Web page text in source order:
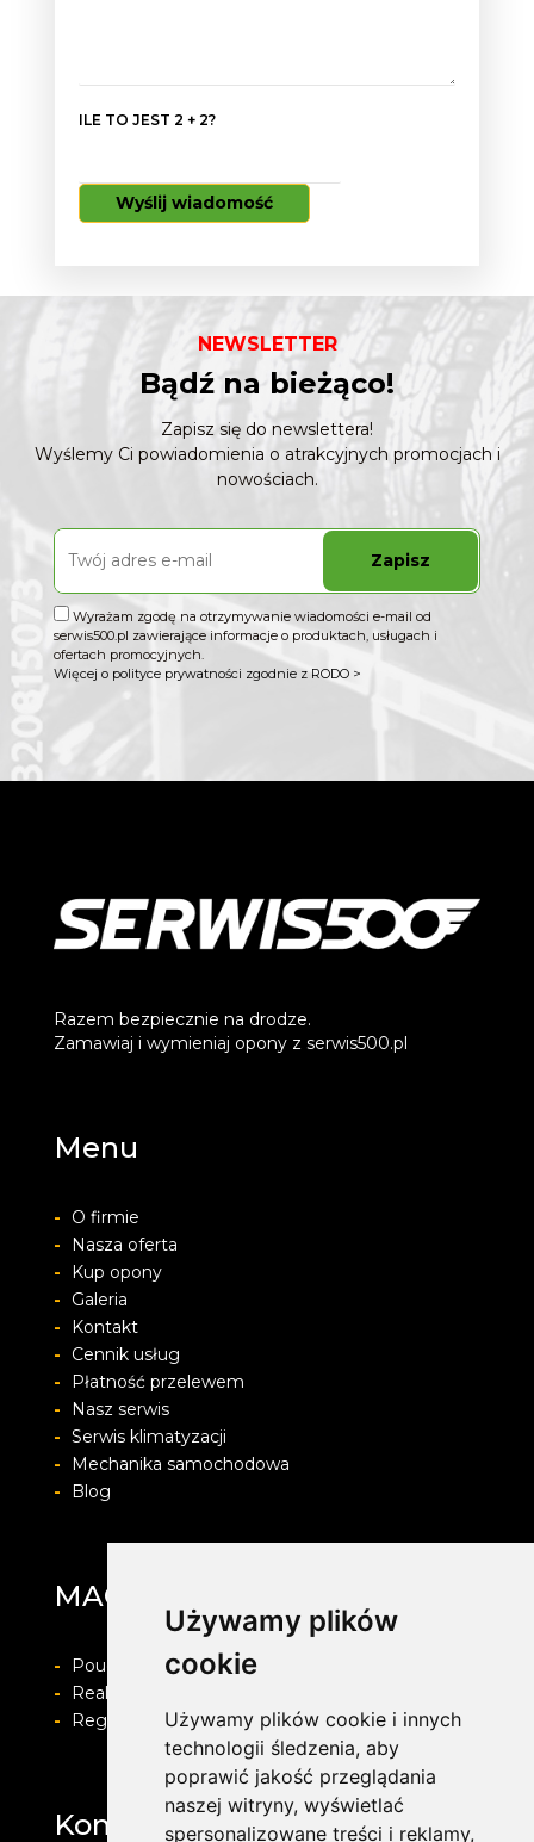
Używamy plików
cookie
Używamy plików cookie i innych
technologii śledzenia, aby
poprawić jakość przeglądania
naszej witryny, wyświetlać
spersonalizowane treści i reklamy,
ILE TO JEST 2 + 2?
NEWSLETTER
Bądź na bieżąco!
Zapisz się do newslettera!
Wyślemy Ci powiadomienia o atrakcyjnych promocjach i
nowościach.
Zapisz
Wyrażam zgodę na otrzymywanie wiadomości e-mail od
serwis500.pl zawierające informacje o produktach, usługach i
ofertach promocyjnych.
Więcej o polityce prywatności zgodnie z RODO >
Razem bezpiecznie na drodze.
Zamawiaj i wymieniaj opony z serwis500.pl
Menu
-
O firmie
-
Nasza oferta
-
Kup opony
-
Galeria
-
Kontakt
-
Cennik usług
-
Płatność przelewem
-
Nasz serwis
- Serwis klimatyzacji
-
Mechanika samochodowa
-
Blog
MAG Opony
-
Pouczenie o prawie do odstapienia od umowy
-
Realizacja zamówienia i formy płatności
-
Regulamin i Polityka prywatności
Kontakt